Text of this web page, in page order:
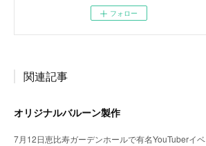
フォロー
関連記事
オリジナルバルーン製作
7月12日恵比寿ガーデンホールで有名YouTuberイベ